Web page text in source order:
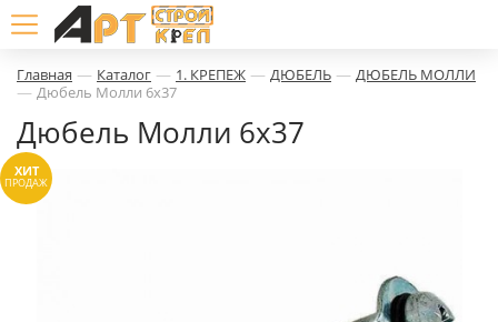
Главная — Каталог — 1. КРЕПЕЖ — ДЮБЕЛЬ — ДЮБЕЛЬ МОЛЛИ
— Дюбель Молли 6х37
Дюбель Молли 6х37
ХИТ
ПРОДАЖ